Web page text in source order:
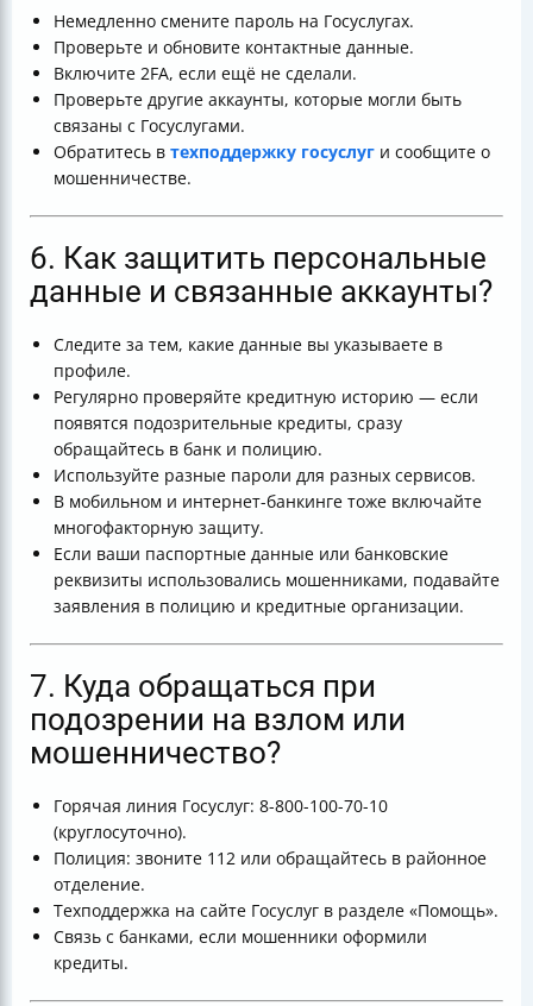
Немедленно смените пароль на Госуслугах.
Проверьте и обновите контактные данные.
Включите 2FA, если ещё не сделали.
Проверьте другие аккаунты, которые могли быть
связаны с Госуслугами.
Обратитесь в техподдержку госуслуг и сообщите о
мошенничестве.
6. Как защитить персональные
данные и связанные аккаунты?
Следите за тем, какие данные вы указываете в
профиле.
Регулярно проверяйте кредитную историю — если
появятся подозрительные кредиты, сразу
обращайтесь в банк и полицию.
Используйте разные пароли для разных сервисов.
В мобильном и интернет-банкинге тоже включайте
многофакторную защиту.
Если ваши паспортные данные или банковские
реквизиты использовались мошенниками, подавайте
заявления в полицию и кредитные организации.
7. Куда обращаться при
подозрении на взлом или
мошенничество?
Горячая линия Госуслуг: 8-800-100-70-10
(круглосуточно).
Полиция: звоните 112 или обращайтесь в районное
отделение.
Техподдержка на сайте Госуслуг в разделе «Помощь».
Связь с банками, если мошенники оформили
кредиты.